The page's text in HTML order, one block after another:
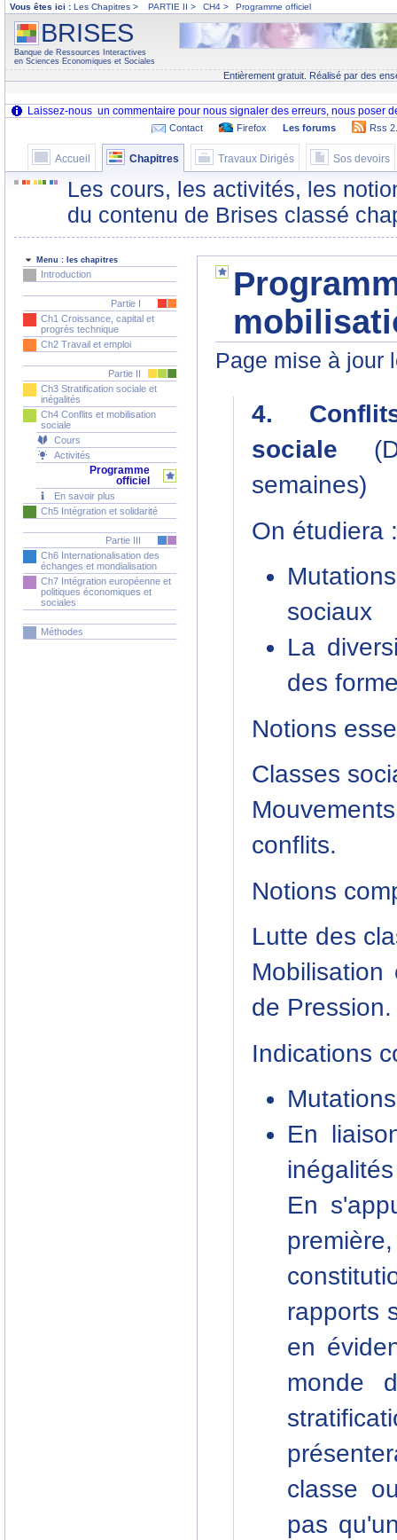
Vous êtes ici : Les Chapitres > PARTIE II > CH4 > Programme officiel
BRISES
Banque de Ressources Interactives
en Sciences Economiques et Sociales
Entièrement gratuit. Réalisé par des
Contact Firefox Les forums Rss
Accueil Chapitres Travaux Dirigés Sos devoirs
Les cours, les activités, les
du contenu de Brises classé
Menu : les chapitres
Introduction
Partie I
Ch1 Croissance, capital et
progrès technique
Ch2 Travail et emploi
Partie II
Ch3 Stratification sociale et
inégalités
Ch4 Conflits et mobilisation
sociale
Cours
Activités
Programme
officiel
En savoir plus
Ch5 Intégration et solidarité
Partie III
Ch6 Internationalisation des
échanges et mondialisation
Ch7 Intégration européenne et
politiques économiques et
sociales
Méthodes
Page mise à jour
4.
sociale
semaines)
On étudiera :
sociaux
La
des
Notions
Classes
conflits.
Notions
Lutte des
Mobilisation
de Pression.
Indications
En
En
rapports
en
monde
classe
pas